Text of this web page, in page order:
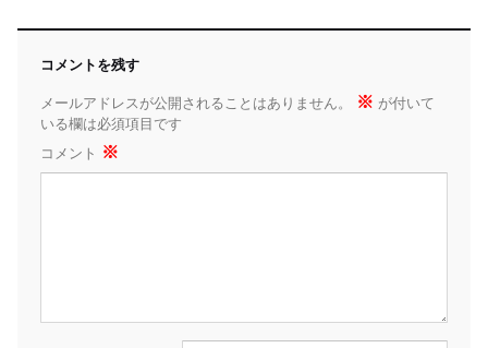
コメントを残す
メールアドレスが公開されることはありません。 ※ が付いて
いる欄は必須項目です
コメント ※